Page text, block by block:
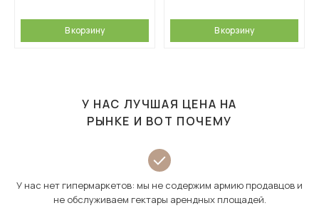
В корзину В корзину
У НАС ЛУЧШАЯ ЦЕНА НА
РЫНКЕ И ВОТ ПОЧЕМУ
У нас нет гипермаркетов: мы не содержим армию продавцов и
не обслуживаем гектары арендных площадей.